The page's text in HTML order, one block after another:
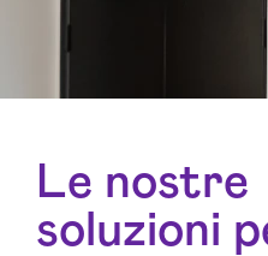
Le nostre
soluzioni